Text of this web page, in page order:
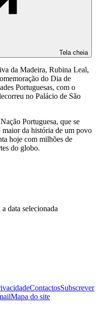
Tela cheia
da Madeira, Rubina Leal,
do Dia de
Portuguesas, com o
no Palácio de São
Portuguesa, que se
da história de um povo
hoje com milhões de
do globo.
data selecionada
ContactosSubscrever
Mapa do site